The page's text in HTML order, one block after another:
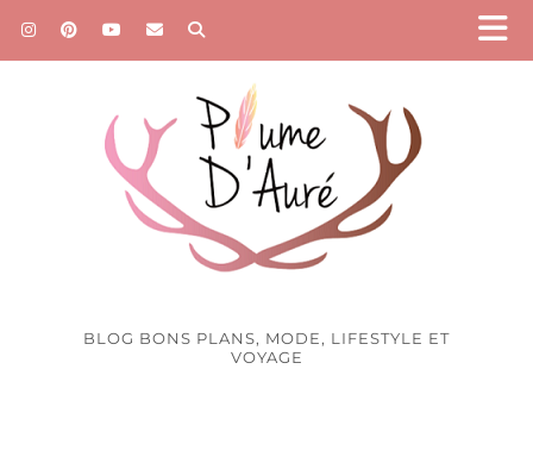
BLOG BONS PLANS, MODE, LIFESTYLE ET
VOYAGE